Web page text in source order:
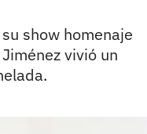
show homenaje
vivió un